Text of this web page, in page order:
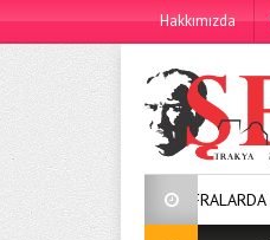
Hakkımızda
SOFRALARDA BEREKETİ,